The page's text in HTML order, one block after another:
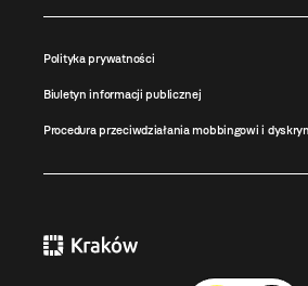
Polityka prywatności
Biuletyn informacji publicznej
Procedura przeciwdziałania mobbingowi i